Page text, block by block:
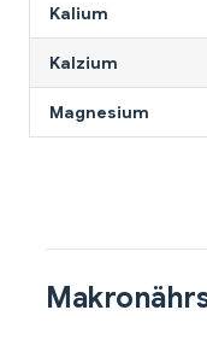
Kalium
Kalzium
Magnesium